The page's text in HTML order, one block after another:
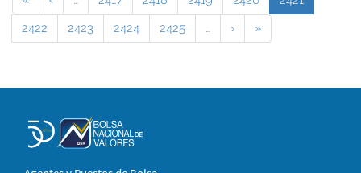
2422
2423 2424 2425 … › »